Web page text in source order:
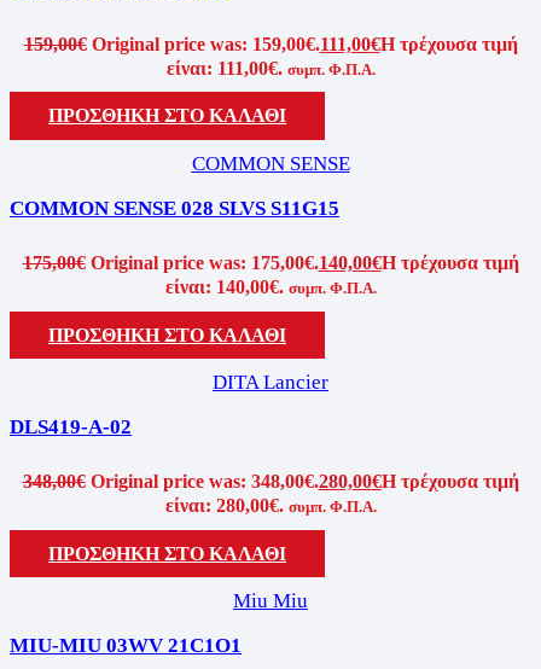
159,00€ Original price was: 159,00€.111,00€Η τρέχουσα τιμή
είναι: 111,00€. συμπ. Φ.Π.Α.
ΠΡΟΣΘΗΚΗ ΣΤΟ ΚΑΛΑΘΙ
COMMON SENSE
COMMON SENSE 028 SLVS S11G15
175,00€ Original price was: 175,00€.140,00€Η τρέχουσα τιμή
είναι: 140,00€. συμπ. Φ.Π.Α.
ΠΡΟΣΘΗΚΗ ΣΤΟ ΚΑΛΑΘΙ
DITA Lancier
DLS419-A-02
348,00€ Original price was: 348,00€.280,00€Η τρέχουσα τιμή
είναι: 280,00€. συμπ. Φ.Π.Α.
ΠΡΟΣΘΗΚΗ ΣΤΟ ΚΑΛΑΘΙ
Miu Miu
MIU-MIU 03WV 21C1O1